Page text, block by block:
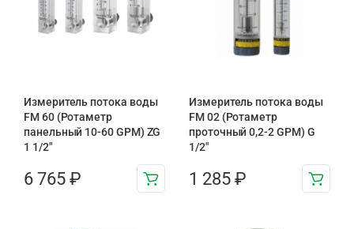
Измеритель потока воды
FM 60 (Ротаметр
панельный 10-60 GPM) ZG
1 1/2″
6 765 ₽
Измеритель потока воды
FM 02 (Ротаметр
проточный 0,2-2 GPM) G
1/2″
1 285 ₽